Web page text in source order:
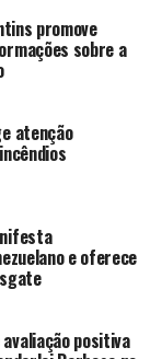
promove
sobre a
atenção
e oferece
positiva